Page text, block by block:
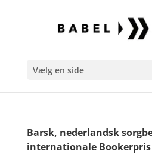
Vælg en side
Barsk, nederlandsk
internationale Bookerpris